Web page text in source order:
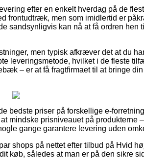
efter en enkelt hverdag på de
frontudtræk, men som imidlertid er
sandsynligvis kan nå at få ordren hen
men typisk afkræver det at du
leveringsmetode, hvilket i de fleste
– er at få fragtfirmaet til at bringe
bedste priser på forskellige e-
mindske prisniveauet på produkterne
gange garantere levering uden
shops på nettet efter tilbud på Hvid
køb, således at man er på den sikre